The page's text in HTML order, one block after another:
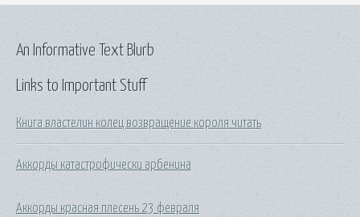
Links to Important Stuff
Книга властелин колец возвращение короля читать
Аккорды катастрофически арбенина
Аккорды красная плесень 23 февраля
An Informative Text Blurb